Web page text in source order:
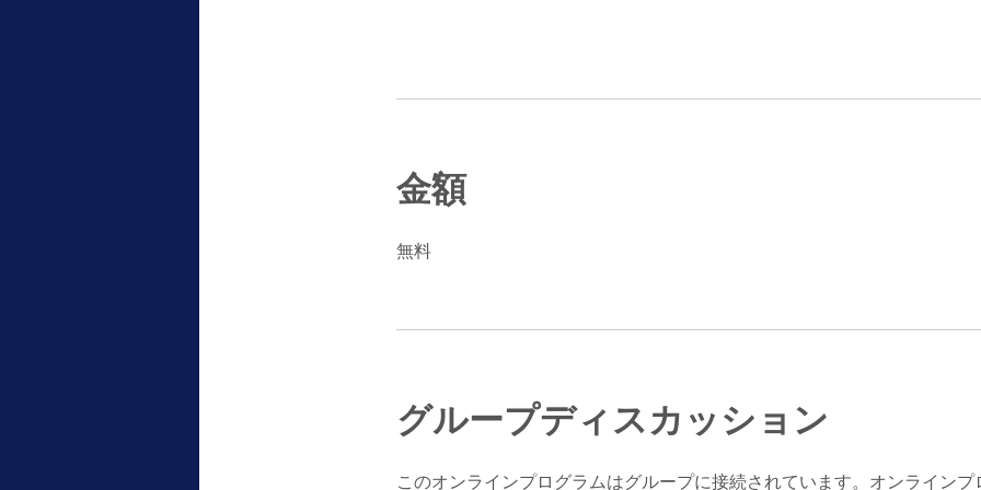
金額
無料
グループディスカッション
このオンラインプログラムはグループに接続されています。オンラインプ